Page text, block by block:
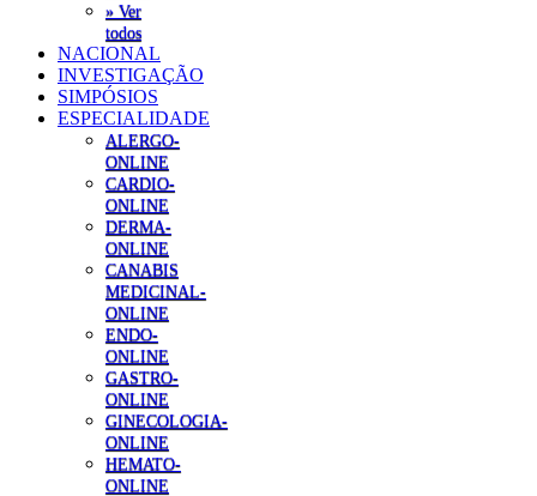
» Ver
todos
NACIONAL
INVESTIGAÇÃO
SIMPÓSIOS
ESPECIALIDADE
ALERGO-
ONLINE
CARDIO-
ONLINE
DERMA-
ONLINE
CANABIS
MEDICINAL-
ONLINE
ENDO-
ONLINE
GASTRO-
ONLINE
GINECOLOGIA-
ONLINE
HEMATO-
ONLINE